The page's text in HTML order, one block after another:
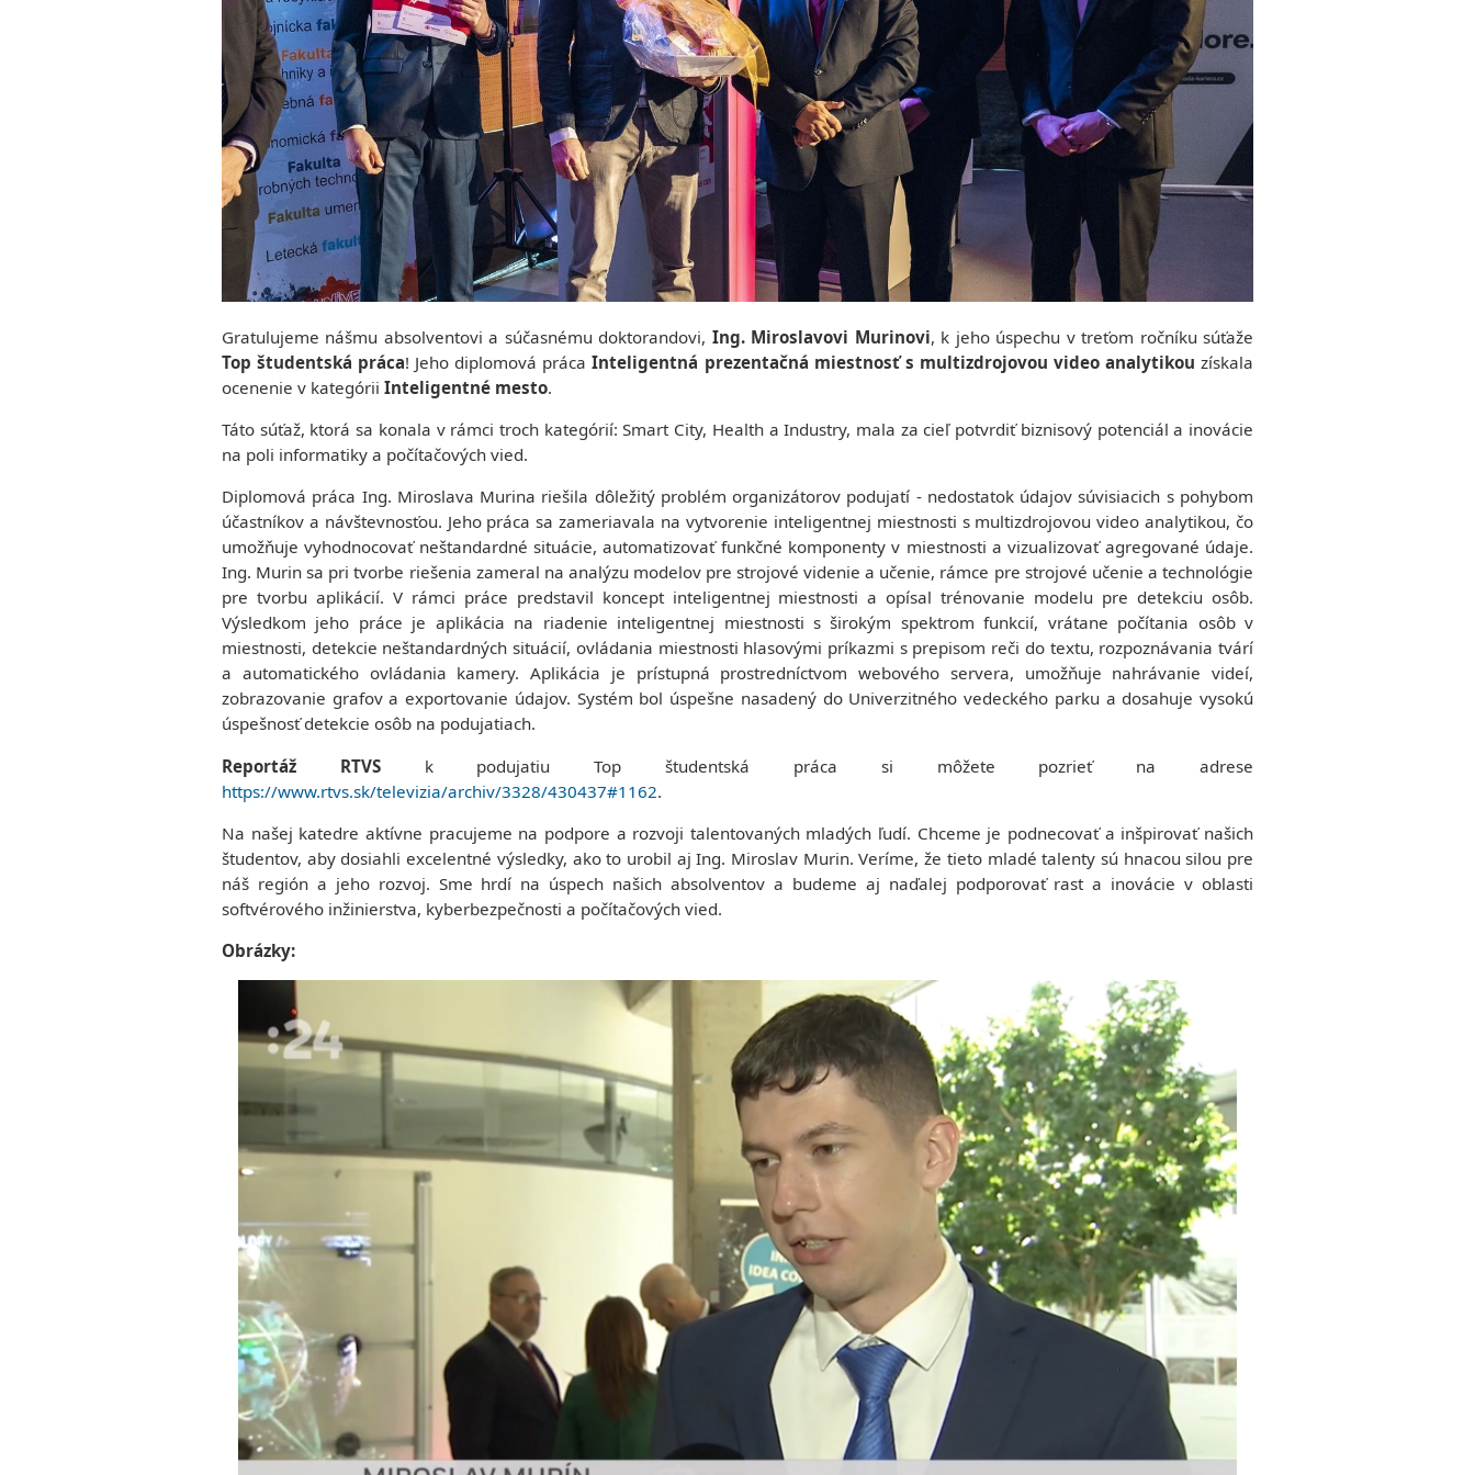
PEOPLE
Senior
staff
Staff
Phonebook`
the
Study
Process
Study
programs
Bachelors
Degree
Programs
Masters
Degree
Programs
Doctoral
Study
Program
Program
Gratulujeme nášmu absolventovi a súčasnému doktorandovi, Ing. Miroslavovi Murinovi, k jeho úspechu v treťom ročníku súťaže
Top študentská práca! Jeho diplomová prácaInteligentná prezentačná miestnosť s multizdrojovou video analytikou získala
ocenenie v kategórii Inteligentné mesto.
Táto súťaž, ktorá sa konala v rámci troch kategórií: Smart City, Health a Industry, mala za cieľ potvrdiť biznisový potenciál a inovácie
na poli informatiky a počítačových vied.
Diplomová práca Ing. Miroslava Murina riešila dôležitý problém organizátorov podujatí - nedostatok údajov súvisiacich s pohybom
účastníkov a návštevnosťou. Jeho práca sa zameriavala na vytvorenie inteligentnej miestnosti s multizdrojovou video analytikou, čo
umožňuje vyhodnocovať neštandardné situácie, automatizovať funkčné komponenty v miestnosti a vizualizovať agregované údaje.
Ing. Murin sa pri tvorbe riešenia zameral na analýzu modelov pre strojové videnie a učenie, rámce pre strojové učenie a technológie
pre tvorbu aplikácií. V rámci práce predstavil koncept inteligentnej miestnosti a opísal trénovanie modelu pre detekciu osôb.
Výsledkom jeho práce je aplikácia na riadenie inteligentnej miestnosti s širokým spektrom funkcií, vrátane počítania osôb v
miestnosti, detekcie neštandardných situácií, ovládania miestnosti hlasovými príkazmi s prepisom reči do textu, rozpoznávania tvárí
a automatického ovládania kamery. Aplikácia je prístupná prostredníctvom webového servera, umožňuje nahrávanie videí,
zobrazovanie grafov a exportovanie údajov. Systém bol úspešne nasadený do Univerzitného vedeckého parku a dosahuje vysokú
úspešnosť detekcie osôb na podujatiach.
Reportáž RTVSk podujatiu Top študentská práca si môžete pozrieť na adrese
https://www.rtvs.sk/televizia/archiv/3328/430437#1162.
Na našej katedre aktívne pracujeme na podpore a rozvoji talentovaných mladých ľudí. Chceme je podnecovať a inšpirovať našich
študentov, aby dosiahli excelentné výsledky, ako to urobil aj Ing. Miroslav Murin. Veríme, že tieto mladé talenty sú hnacou silou pre
náš región a jeho rozvoj. Sme hrdí na úspech našich absolventov a budeme aj naďalej podporovať rast a inovácie v oblasti
softvérového inžinierstva, kyberbezpečnosti a počítačových vied.
Obrázky: